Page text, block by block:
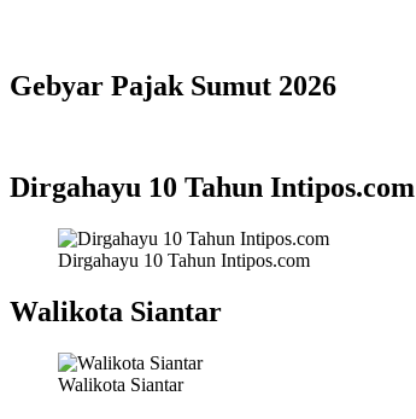
Gebyar Pajak Sumut 2026
Dirgahayu 10 Tahun Intipos.com
Dirgahayu 10 Tahun Intipos.com
Walikota Siantar
Walikota Siantar